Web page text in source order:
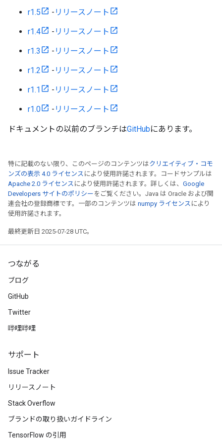
r1.5 - リリースノート
r1.4 - リリースノート
r1.3 - リリースノート
r1.2 - リリースノート
r1.1 - リリースノート
r1.0 - リリースノート
ドキュメントの以前のブランチはGitHubにあります。
特に記載のない限り、このページのコンテンツはクリエイティブ・コモ
ンズの表示 4.0 ライセンス により使用許諾されます。コードサンプルは
Apache 2.0 ライセンス により使用許諾されます。詳しくは、 Google
Developers サイトのポリシー をご覧ください。Java は Oracle および関
連会社の登録商標です。一部のコンテンツは numpy ライセンス により
使用許諾されます。
最終更新日 2025-07-28 UTC。
つながる
ブログ
GitHub
Twitter
哔哩哔哩
サポート
Issue Tracker
リリースノート
Stack Overflow
ブランドの取り扱いガイドライン
TensorFlow の引用